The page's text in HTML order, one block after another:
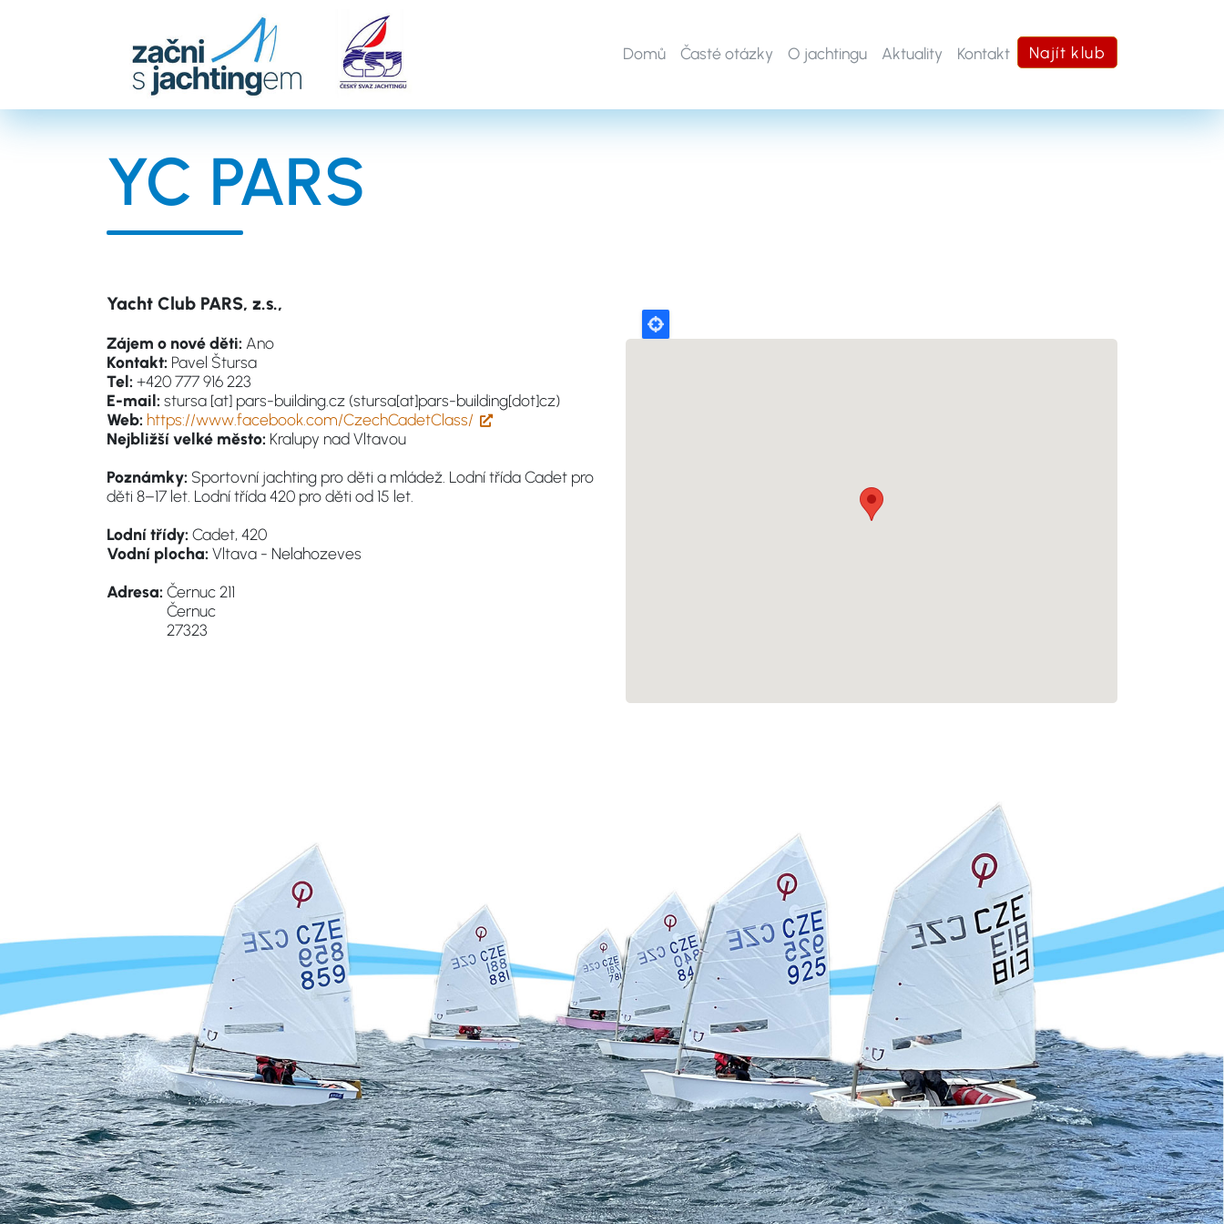
Domů Časté otázky O jachtingu Aktuality Kontakt Najít klub
YC PARS
Yacht Club PARS, z.s.,
Zájem o nové děti: Ano
Kontakt: Pavel Štursa
Tel: +420 777 916 223
E-mail: stursa [at] pars-building.cz (stursa[at]pars-building[dot]cz)
Web: https://www.facebook.com/CzechCadetClass/
Nejbližší velké město: Kralupy nad Vltavou
Poznámky: Sportovní jachting pro děti a mládež. Lodní třída Cadet pro
děti 8–17 let. Lodní třída 420 pro děti od 15 let.
Lodní třídy: Cadet, 420
Vodní plocha: Vltava - Nelahozeves
Adresa: Černuc 211
Černuc
27323